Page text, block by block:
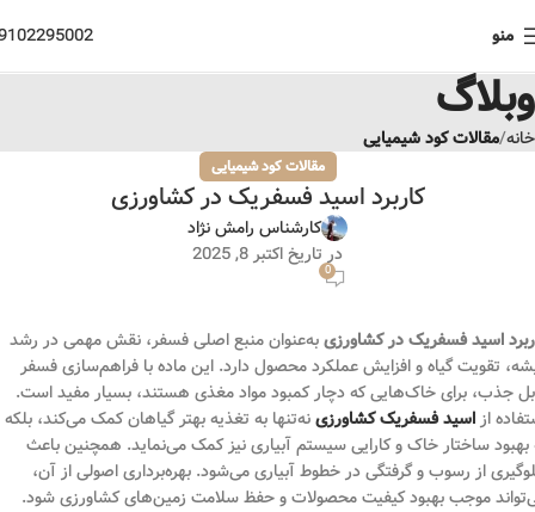
منو
وبلاگ
خانه مقالات کود شیمیایی
مقالات کود شیمیایی
کاربرد اسید فسفریک در کشاورزی
کارشناس رامش نژاد
در تاریخ اکتبر 8, 2025
0
اسید فسفریک در کشاورزیبه‌عنوان منبع اصلی فسفر، نقش مهمی در رشد
تقویت گیاه و افزایش عملکرد محصول دارد. این ماده با فراهم‌سازی فسفر
جذب، برای خاک‌هایی که دچار کمبود مواد مغذی هستند، بسیار مفید است.
ازاسید فسفریک کشاورزینه‌تنها به تغذیه بهتر گیاهان کمک می‌کند، بلکه
بهبود ساختار خاک و کارایی سیستم آبیاری نیز کمک می‌نماید. همچنین باعث
از رسوب و گرفتگی در خطوط آبیاری می‌شود. بهره‌برداری اصولی از آن،
موجب بهبود کیفیت محصولات و حفظ سلامت زمین‌های کشاورزی شود.